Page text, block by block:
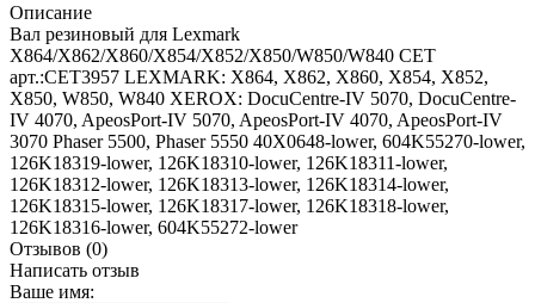
Описание
Вал резиновый для Lexmark
X864/X862/X860/X854/X852/X850/W850/W840 CET
арт.:CET3957 LEXMARK: X864, X862, X860, X854, X852,
X850, W850, W840 XEROX: DocuCentre-IV 5070, DocuCentre-
IV 4070, ApeosPort-IV 5070, ApeosPort-IV 4070, ApeosPort-IV
3070 Phaser 5500, Phaser 5550 40X0648-lower, 604K55270-lower,
126K18319-lower, 126K18310-lower, 126K18311-lower,
126K18312-lower, 126K18313-lower, 126K18314-lower,
126K18315-lower, 126K18317-lower, 126K18318-lower,
126K18316-lower, 604K55272-lower
Отзывов (0)
Написать отзыв
Ваше имя: